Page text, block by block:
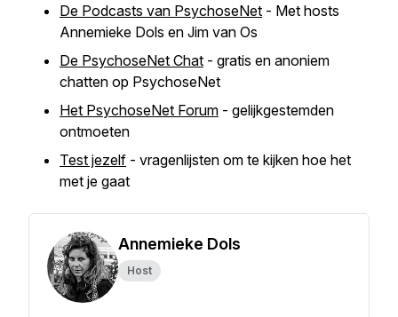
De Podcasts van PsychoseNet - Met hosts
Annemieke Dols en Jim van Os
De PsychoseNet Chat - gratis en anoniem
chatten op PsychoseNet
Het PsychoseNet Forum - gelijkgestemden
ontmoeten
Test jezelf - vragenlijsten om te kijken hoe het
met je gaat
Annemieke Dols
Host